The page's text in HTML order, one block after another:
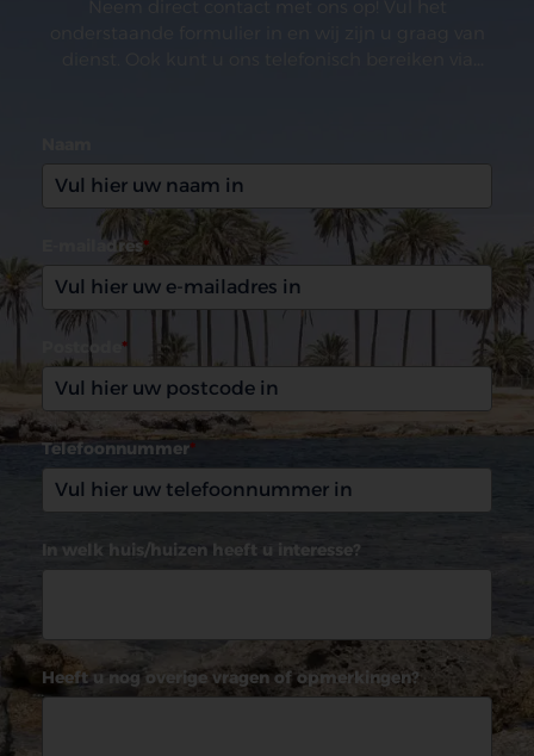
E-mailadres*
Postcode *
Telefoonnummer*
In welk huis/huizen heeft u interesse?
Heeft u nog overige vragen of opmerkingen?